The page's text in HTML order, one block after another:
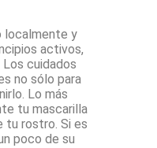
localmente y
activos,
cuidados
no sólo para
Lo más
tu mascarilla
tu rostro. Si es
poco de su